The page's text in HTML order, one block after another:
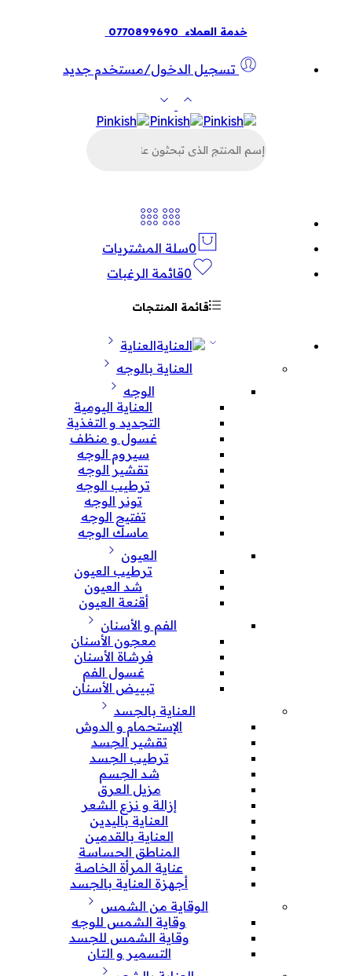
خدمة العملاء 0770899690
تسجيل الدخول/مستخدم جديد
عن
0سلة المشتريات
0قائمة الرغبات
قائمة المنتجات
العناية
العناية بالوجه
الوجه
العناية اليومية
التجديد و التغذية
غسول و منظف
سيروم الوجه
تقشير الوجه
ترطيب الوجه
تونر الوجه
تفتيح الوجه
ماسك الوجه
العيون
ترطيب العيون
شد العيون
أقنعة العيون
الفم و الأسنان
معجون الأسنان
فرشاة الأسنان
غسول الفم
تبييض الأسنان
العناية بالجسد
الإستحمام و الدوش
تقشير الجسد
ترطيب الجسد
شد الجسم
مزيل العرق
إزالة و نزع الشعر
العناية باليدين
العناية بالقدمين
المناطق الحساسة
عناية المرأة الخاصة
أجهزة العناية بالجسد
الوقاية من الشمس
وقاية الشمس للوجه
وقاية الشمس للجسد
التسمير و التان